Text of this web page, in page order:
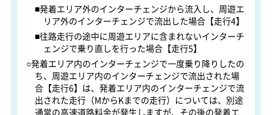
■発着エリア外のインターチェンジから流入し、周遊エ
リア外のインターチェンジで流出した場合【走行4】
■往路走行の途中に周遊エリアに含まれないインターチ
ェンジで乗り直しを行った場合【走行5】
○発着エリア内のインターチェンジで一度乗り降りしたの
ち、周遊エリア内のインターチェンジで流出された場
合【走行6】は、発着エリア内のインターチェンジで流
出された走行（MからKまでの走行）については、別途
通常の高速道路料金が発生しますが、その後の発着エ